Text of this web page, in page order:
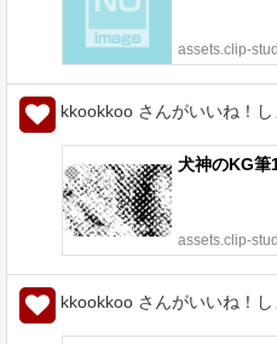
assets.clip-
kkookkoo さんがいいね！し
犬神のKG筆
assets.clip-
kkookkoo さんがいいね！し